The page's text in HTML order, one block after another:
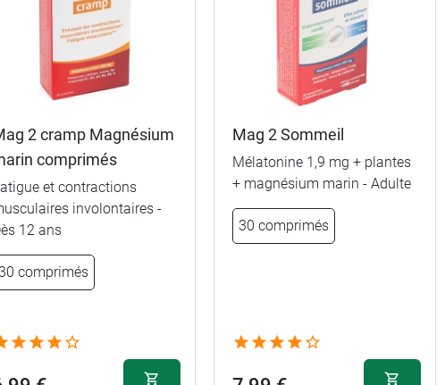
2 cramp Magnésium
comprimés
et contractions
involontaires -
12 ans
comprimés
Mag 2 Sommeil
Mélatonine 1,9 mg + plantes
+ magnésium marin - Adulte
30 comprimés